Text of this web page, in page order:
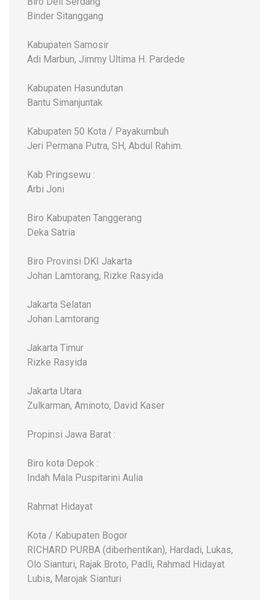
Binder Sitanggang
Kabupaten Samosir
Adi Marbun, Jimmy Ultima H. Pardede
Kabupaten Hasundutan
Bantu Simanjuntak
Kabupaten 50 Kota / Payakumbuh
Jeri Permana Putra, SH, Abdul Rahim.
Kab Pringsewu :
Arbi Joni
Biro Kabupaten Tanggerang
Deka Satria
Biro Provinsi DKI Jakarta
Johan Lamtorang, Rizke Rasyida
Jakarta Selatan
Johan Lamtorang
Jakarta Timur
Rizke Rasyida
Jakarta Utara
Zulkarman, Aminoto, David Kaser
Propinsi Jawa Barat :
Biro kota Depok :
Indah Mala Puspitarini Aulia
Rahmat Hidayat
Kota / Kabupaten Bogor
RICHARD PURBA (diberhentikan), Hardadi, Lukas,
Olo Sianturi, Rajak Broto, Padli, Rahmad Hidayat
Lubis, Marojak Sianturi